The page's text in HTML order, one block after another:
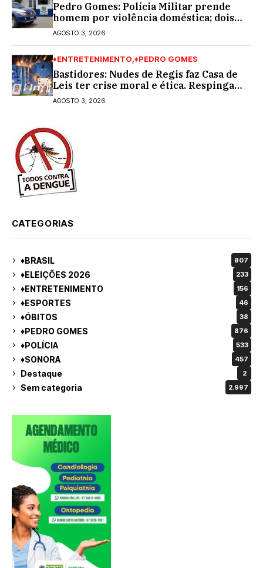
Pedro Gomes: Polícia Militar prende
homem por violência doméstica; dois
socos na cara dela
AGOSTO 3, 2026
♦ENTRETENIMENTO ♦PEDRO GOMES
Bastidores: Nudes de Regis faz Casa de
Leis ter crise moral e ética. Respinga
em todos os vereadores e decredibiliza
vereança
AGOSTO 3, 2026
CATEGORIAS
♦BRASIL 807
♦ELEIÇÕES 2026 233
♦ENTRETENIMENTO 156
♦ESPORTES 46
♦ÓBITOS 38
♦PEDRO GOMES 876
♦POLÍCIA 533
♦SONORA 457
Destaque 2
Sem categoria 2.997